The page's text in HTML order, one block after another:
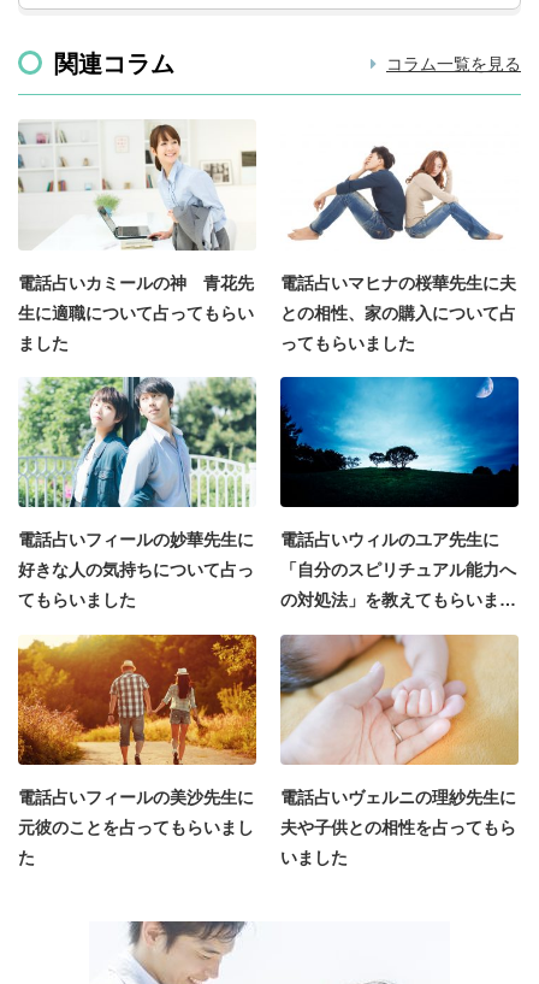
関連コラム
電話占いカミールの神 青花先
生に適職について占ってもらい
ました
電話占いマヒナの桜華先生に夫
との相性、家の購入について占
ってもらいました
電話占いフィールの妙華先生に
好きな人の気持ちについて占っ
てもらいました
電話占いウィルのユア先生に
「自分のスピリチュアル能力へ
の対処法」を教えてもらいまし
電話占いフィールの美沙先生に
元彼のことを占ってもらいまし
た
電話占いヴェルニの理紗先生に
夫や子供との相性を占ってもら
いました
コラム一覧を見る